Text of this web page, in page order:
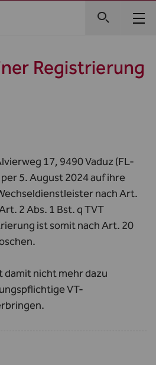
Registrierung
17, 9490 Vaduz (FL-
5. August 2024 auf ihre
nach Art.
2 Abs. 1 Bst. q TVT
ist somit nach Art. 20
damit nicht mehr dazu
VT-